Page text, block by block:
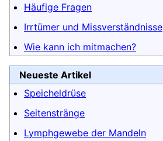
Häufige Fragen
Irrtümer und Missverständnisse
Wie kann ich mitmachen?
Neueste Artikel
Speicheldrüse
Seitenstränge
Lymphgewebe der Mandeln